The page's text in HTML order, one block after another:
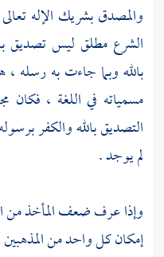
والمصدق بشريك الإله
الشرع مطلق ليس
بالله وبما جاءت به
مسمياته في اللغة ، فكان
التصديق بالله والكفر
لم يوجد .
وإذا عرف ضعف المأخذ من
إمكان كل واحد من